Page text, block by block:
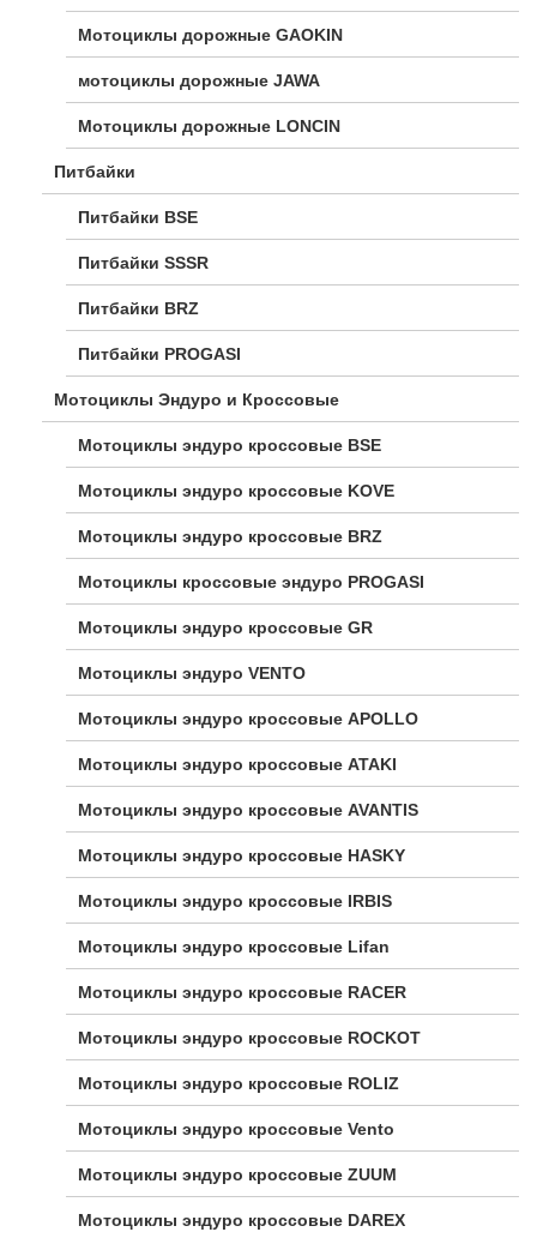
Мотоциклы дорожные GAOKIN
мотоциклы дорожные JAWA
Мотоциклы дорожные LONCIN
Питбайки
Питбайки BSE
Питбайки SSSR
Питбайки BRZ
Питбайки PROGASI
Мотоциклы Эндуро и Кроссовые
Мотоциклы эндуро кроссовые BSE
Мотоциклы эндуро кроссовые KOVE
Мотоциклы эндуро кроссовые BRZ
Мотоциклы кроссовые эндуро PROGASI
Мотоциклы эндуро кроссовые GR
Мотоциклы эндуро VENTO
Мотоциклы эндуро кроссовые APOLLO
Мотоциклы эндуро кроссовые ATAKI
Мотоциклы эндуро кроссовые AVANTIS
Мотоциклы эндуро кроссовые HASKY
Мотоциклы эндуро кроссовые IRBIS
Мотоциклы эндуро кроссовые Lifan
Мотоциклы эндуро кроссовые RACER
Мотоциклы эндуро кроссовые ROCKOT
Мотоциклы эндуро кроссовые ROLIZ
Мотоциклы эндуро кроссовые Vento
Мотоциклы эндуро кроссовые ZUUM
Мотоциклы эндуро кроссовые DAREX